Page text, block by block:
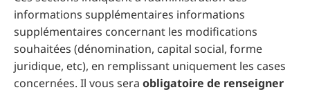
informations supplémentaires informations
supplémentaires concernant les modifications
souhaitées (dénomination, capital social, forme
juridique, etc), en remplissant uniquement les cases
concernées. Il vous sera obligatoire de renseigner